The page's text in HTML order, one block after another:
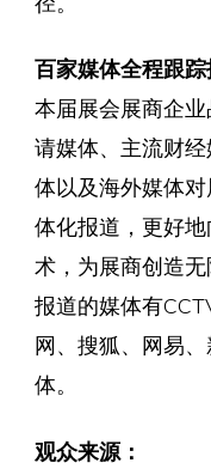
百家媒体全程跟踪
本届展会展商企
请媒体、主流财
体以及海外媒体
体化报道，更好
术，为展商创造
报道的媒体有
网、搜狐、网易
体。
观众来源：